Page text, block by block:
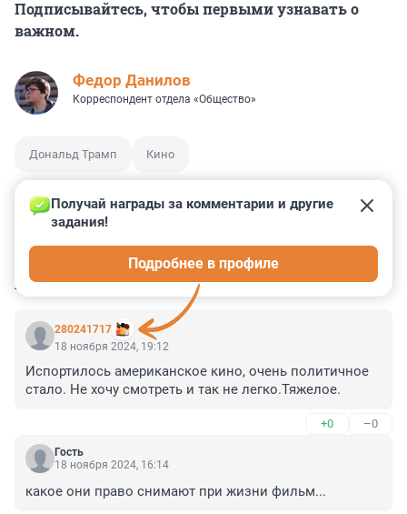
Подписывайтесь, чтобы первыми узнавать о
важном.
Федор Данилов
Корреспондент отдела «Общество»
Дональд Трамп Кино
КОММЕНТАРИИ 25
280241717
Получай награды за комментарии и другие
задания!
Подробнее в профиле
18 ноября 2024, 19:12
Испортилось американское кино, очень политичное
стало. Не хочу смотреть и так не легко.Тяжелое.
+0 –0
Гость
18 ноября 2024, 16:14
какое они право снимают при жизни фильм...